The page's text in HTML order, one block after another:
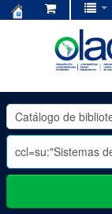
OLADE
-